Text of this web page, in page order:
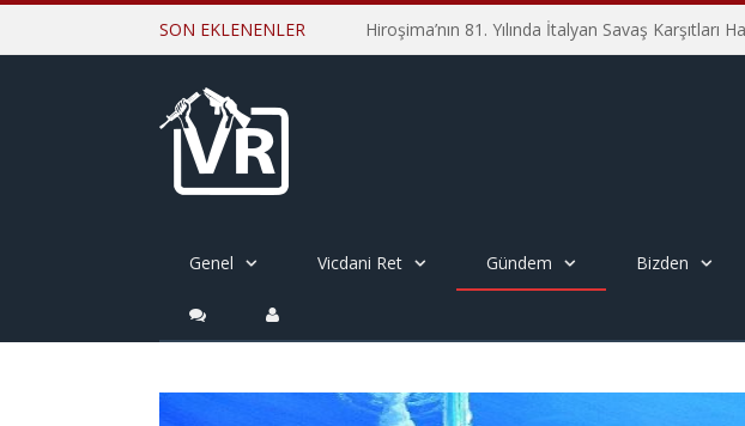
SON EKLENENLER
Genel Vicdani Ret Gündem Bizden